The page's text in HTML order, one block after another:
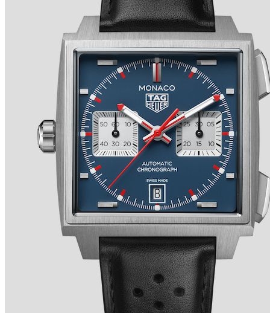
TRADITION SECONDE RÉTROGRADE 7037 de